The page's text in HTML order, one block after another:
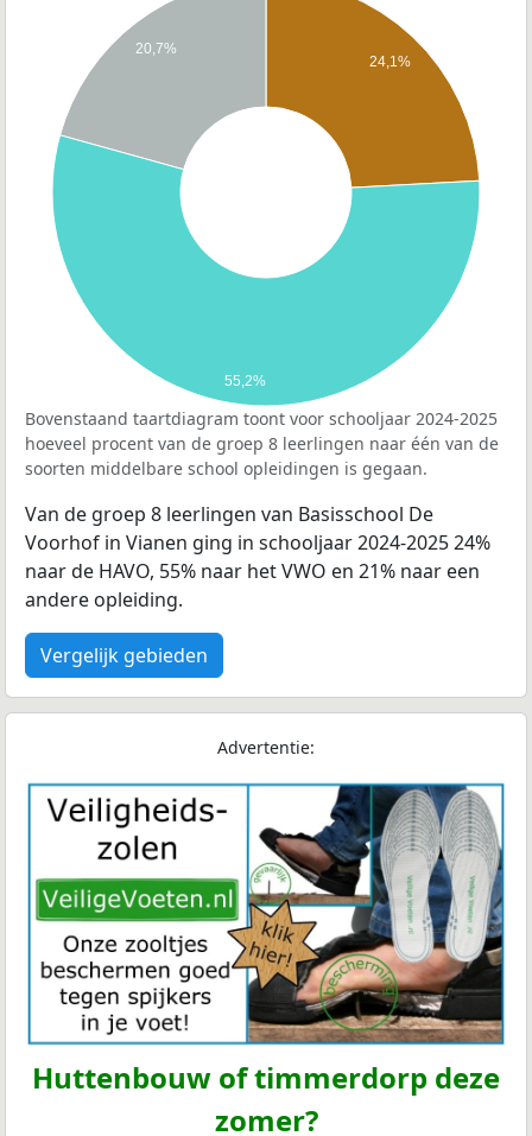
24,1%
20,7%
55,2%
Bovenstaand taartdiagram toont voor schooljaar 2024-2025
hoeveel procent van de groep 8 leerlingen naar één van de
soorten middelbare school opleidingen is gegaan.
Van de groep 8 leerlingen van Basisschool De
Voorhof in Vianen ging in schooljaar 2024-2025 24%
naar de HAVO, 55% naar het VWO en 21% naar een
andere opleiding.
Vergelijk gebieden
Advertentie:
Huttenbouw of timmerdorp deze
zomer?